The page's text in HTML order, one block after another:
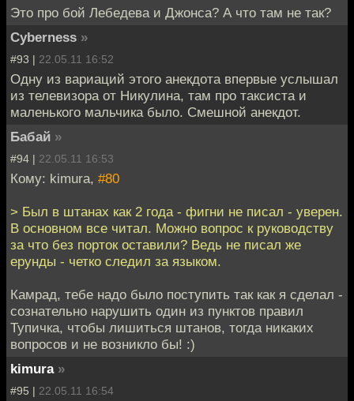
Это про бой Лебедева и Джонса? А что там не так?
Cyberness »
#93 | 22.05.11 16:52
Одну из вариаций этого анекдота впервые услышал
из телевизора от Никулина, там про таксиста и
маленького мальчика было. Смешной анекдот.
Бабай »
#94 | 22.05.11 16:53
Кому: kimura, #80
> Был в штанах как 2 года - фигни не писал - уверен.
В основном все читал. Можно вопрос к руководству
за что без порток оставили? Ведь не писал же
ерунды - четко следил за языком.
Камрад, тебе надо было поступить так как я сделал -
сознательно нарушить один из пунктов правил
Тупичка, чтобы лишиться штанов, тогда никаких
вопросов и не возникло бы! :)
kimura »
#95 | 22.05.11 16:54